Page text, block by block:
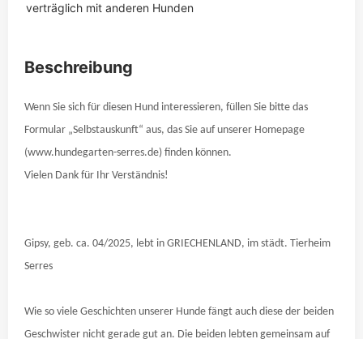
verträglich mit anderen Hunden
Beschreibung
Wenn Sie sich für diesen Hund interessieren, füllen Sie bitte das
Formular „Selbstauskunft“ aus, das Sie auf unserer Homepage
(www.hundegarten-serres.de) finden können.
Vielen Dank für Ihr Verständnis!
Gipsy, geb. ca. 04/2025, lebt in GRIECHENLAND, im städt. Tierheim
Serres
Wie so viele Geschichten unserer Hunde fängt auch diese der beiden
Geschwister nicht gerade gut an. Die beiden lebten gemeinsam auf